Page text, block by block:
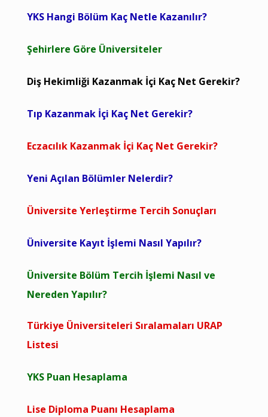
YKS Hangi Bölüm Kaç Netle Kazanılır?
Şehirlere Göre Üniversiteler
Diş Hekimliği Kazanmak İçi Kaç Net Gerekir?
Tıp Kazanmak İçi Kaç Net Gerekir?
Eczacılık Kazanmak İçi Kaç Net Gerekir?
Yeni Açılan Bölümler Nelerdir?
Üniversite Yerleştirme Tercih Sonuçları
Üniversite Kayıt İşlemi Nasıl Yapılır?
Üniversite Bölüm Tercih İşlemi Nasıl ve
Nereden Yapılır?
Türkiye Üniversiteleri Sıralamaları URAP
Listesi
YKS Puan Hesaplama
Lise Diploma Puanı Hesaplama